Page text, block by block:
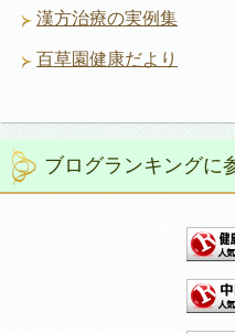
漢方治療の実例集
百草園健康だより
ブログランキングに